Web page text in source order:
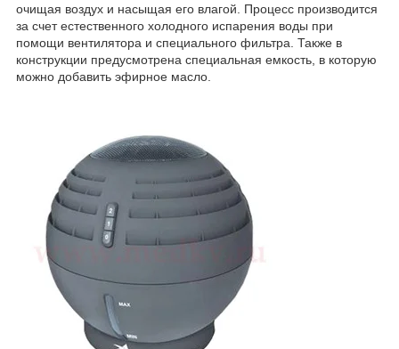
очищая воздух и насыщая его влагой. Процесс производится
за счет естественного холодного испарения воды при
помощи вентилятора и специального фильтра. Также в
конструкции предусмотрена специальная емкость, в которую
можно добавить эфирное масло.